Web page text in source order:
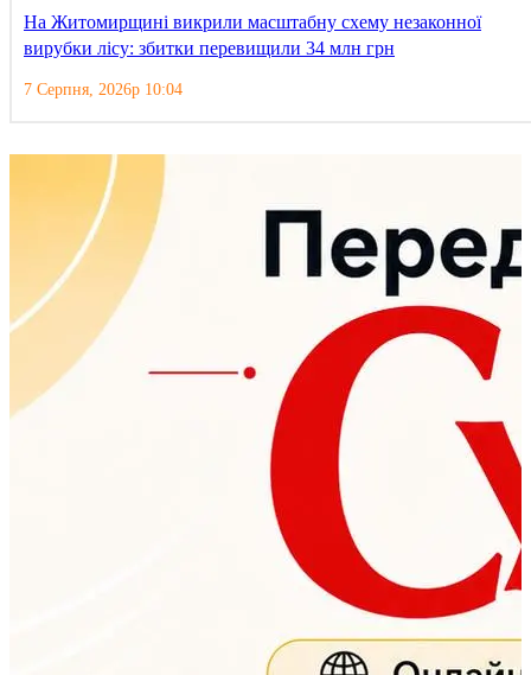
На Житомирщині викрили масштабну схему незаконної
вирубки лісу: збитки перевищили 34 млн грн
7 Серпня, 2026р 10:04